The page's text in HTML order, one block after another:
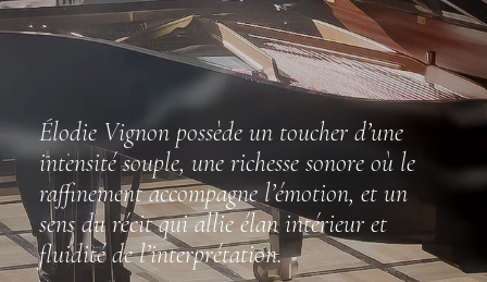
Élodie Vignon possède un toucher d’une
intensité souple, une richesse sonore où le
raffinement accompagne l’émotion, et un
sens du récit qui allie élan intérieur et
fluidité de l’interprétation.